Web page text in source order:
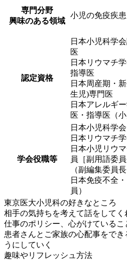
専門分野
興味のある領域
小児の免疫疾患
認定資格
日本小児科学
医
日本リウマチ
指導医
日本周産期・
生児)専門医
日本アレルギ
医・指導医（小
学会役職等
日本小児科学会
日本リウマチ
日本小児リウ
員［副用語委
（副編集委員長
日本免疫不全
員）
東京医大小児科の好きなところ
相手の気持ちを考えて話をしてく
仕事のポリシー、心がけているこ
患者さんとご家族の心配事をで
うにしていく
趣味やリフレッシュ方法